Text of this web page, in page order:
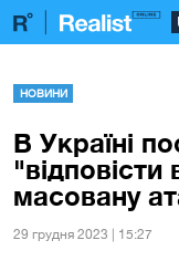
НОВИНИ
В Україні
масовану
29 грудня 2023 | 15:27